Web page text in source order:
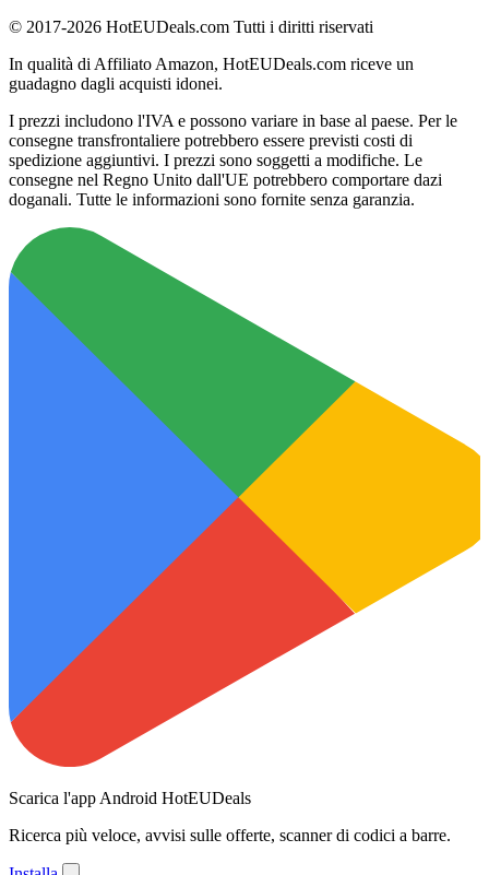
© 2017-2026 HotEUDeals.com Tutti i diritti riservati
In qualità di Affiliato Amazon, HotEUDeals.com riceve un
guadagno dagli acquisti idonei.
I prezzi includono l'IVA e possono variare in base al paese. Per le
consegne transfrontaliere potrebbero essere previsti costi di
spedizione aggiuntivi. I prezzi sono soggetti a modifiche. Le
consegne nel Regno Unito dall'UE potrebbero comportare dazi
doganali. Tutte le informazioni sono fornite senza garanzia.
Scarica l'app Android HotEUDeals
Ricerca più veloce, avvisi sulle offerte, scanner di codici a barre.